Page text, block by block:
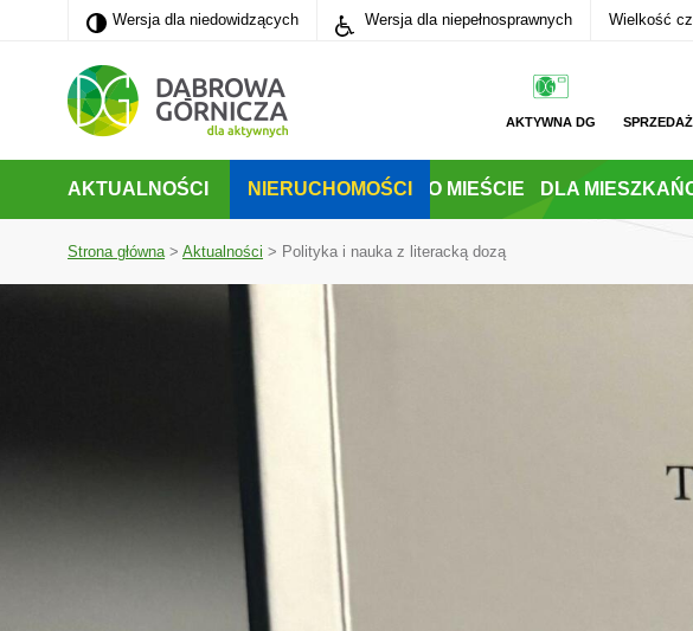
PRZEJDŹ DO MENU GŁÓWNEGO
PRZEJDŹ DO WYSZUKIWARKI
PRZEJDŹ DO TREŚCI
Wersja dla niedowidzących
Wersja dla niedowidzących Wersja dla niepełnosprawnych Wielkość
AKTYWNA DG
AKTUALNOŚCI NIERUCHOMOŚCI O MIEŚCIE DLA
Strona główna> Aktualności > Polityka i nauka z literacką dozą